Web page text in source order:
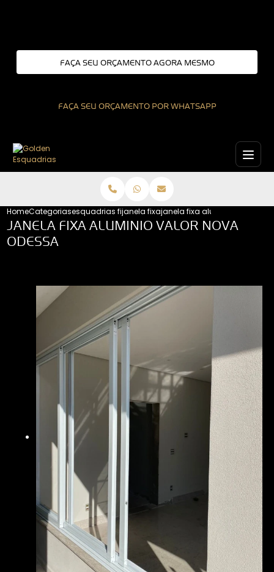
FAÇA SEU ORÇAMENTO AGORA MESMO
FAÇA SEU ORÇAMENTO POR WHATSAPP
HomeCategoriasesquadrias fixasjanela fixajanela fixa aluminio valor
JANELA FIXA ALUMINIO VALOR NOVA
ODESSA